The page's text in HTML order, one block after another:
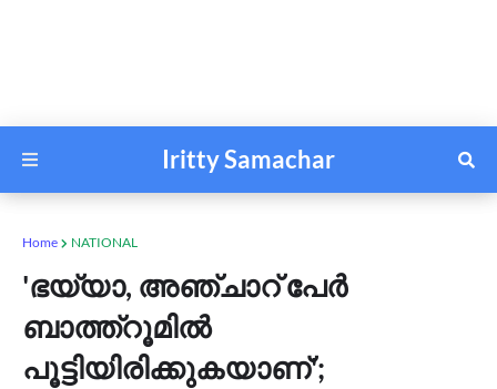
Iritty Samachar
Home NATIONAL
'ഭയ്യാ, അഞ്ചാറ് പേര്‍
ബാത്ത്‌റൂമില്‍
പൂട്ടിയിരിക്കുകയാണ്';